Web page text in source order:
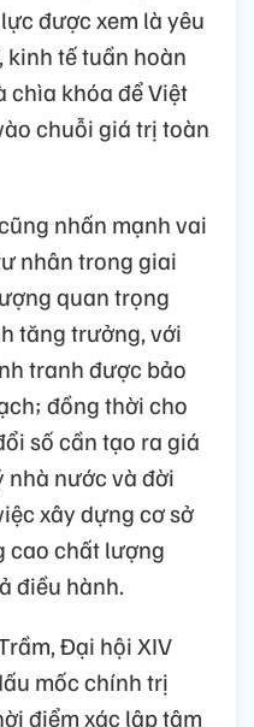
được xem là yêu
kinh tế tuần hoàn
chìa khóa để Việt
chuỗi giá trị toàn
nhấn mạnh vai
nhân trong giai
quan trọng
tăng trưởng, với
tranh được bảo
đồng thời cho
số cần tạo ra giá
nước và đời
xây dựng cơ sở
cao chất lượng
điều hành.
Đại hội XIV
mốc chính trị
điểm xác lập tâm